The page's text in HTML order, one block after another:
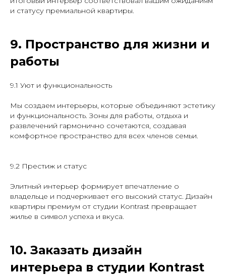
и статусу премиальной квартиры.
9. Пространство для жизни и
работы
9.1 Уют и функциональность
Мы создаем интерьеры, которые объединяют эстетику
и функциональность. Зоны для работы, отдыха и
развлечений гармонично сочетаются, создавая
комфортное пространство для всех членов семьи.
9.2 Престиж и статус
Элитный интерьер формирует впечатление о
владельце и подчеркивает его высокий статус. Дизайн
квартиры премиум от студии Kontrast превращает
жилье в символ успеха и вкуса.
10. Заказать дизайн
интерьера в студии Kontrast